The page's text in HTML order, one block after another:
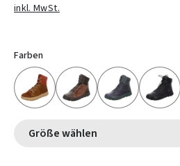
inkl. MwSt.
Farben
Größe wählen